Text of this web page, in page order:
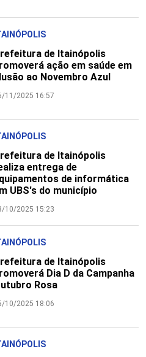
de Itainópolis
ação em saúde em
ao Novembro Azul
11/2025 16:57
de Itainópolis
entrega de
de informática
UBS's do município
10/2025 15:23
de Itainópolis
Dia D da Campanha
Rosa
10/2025 18:06